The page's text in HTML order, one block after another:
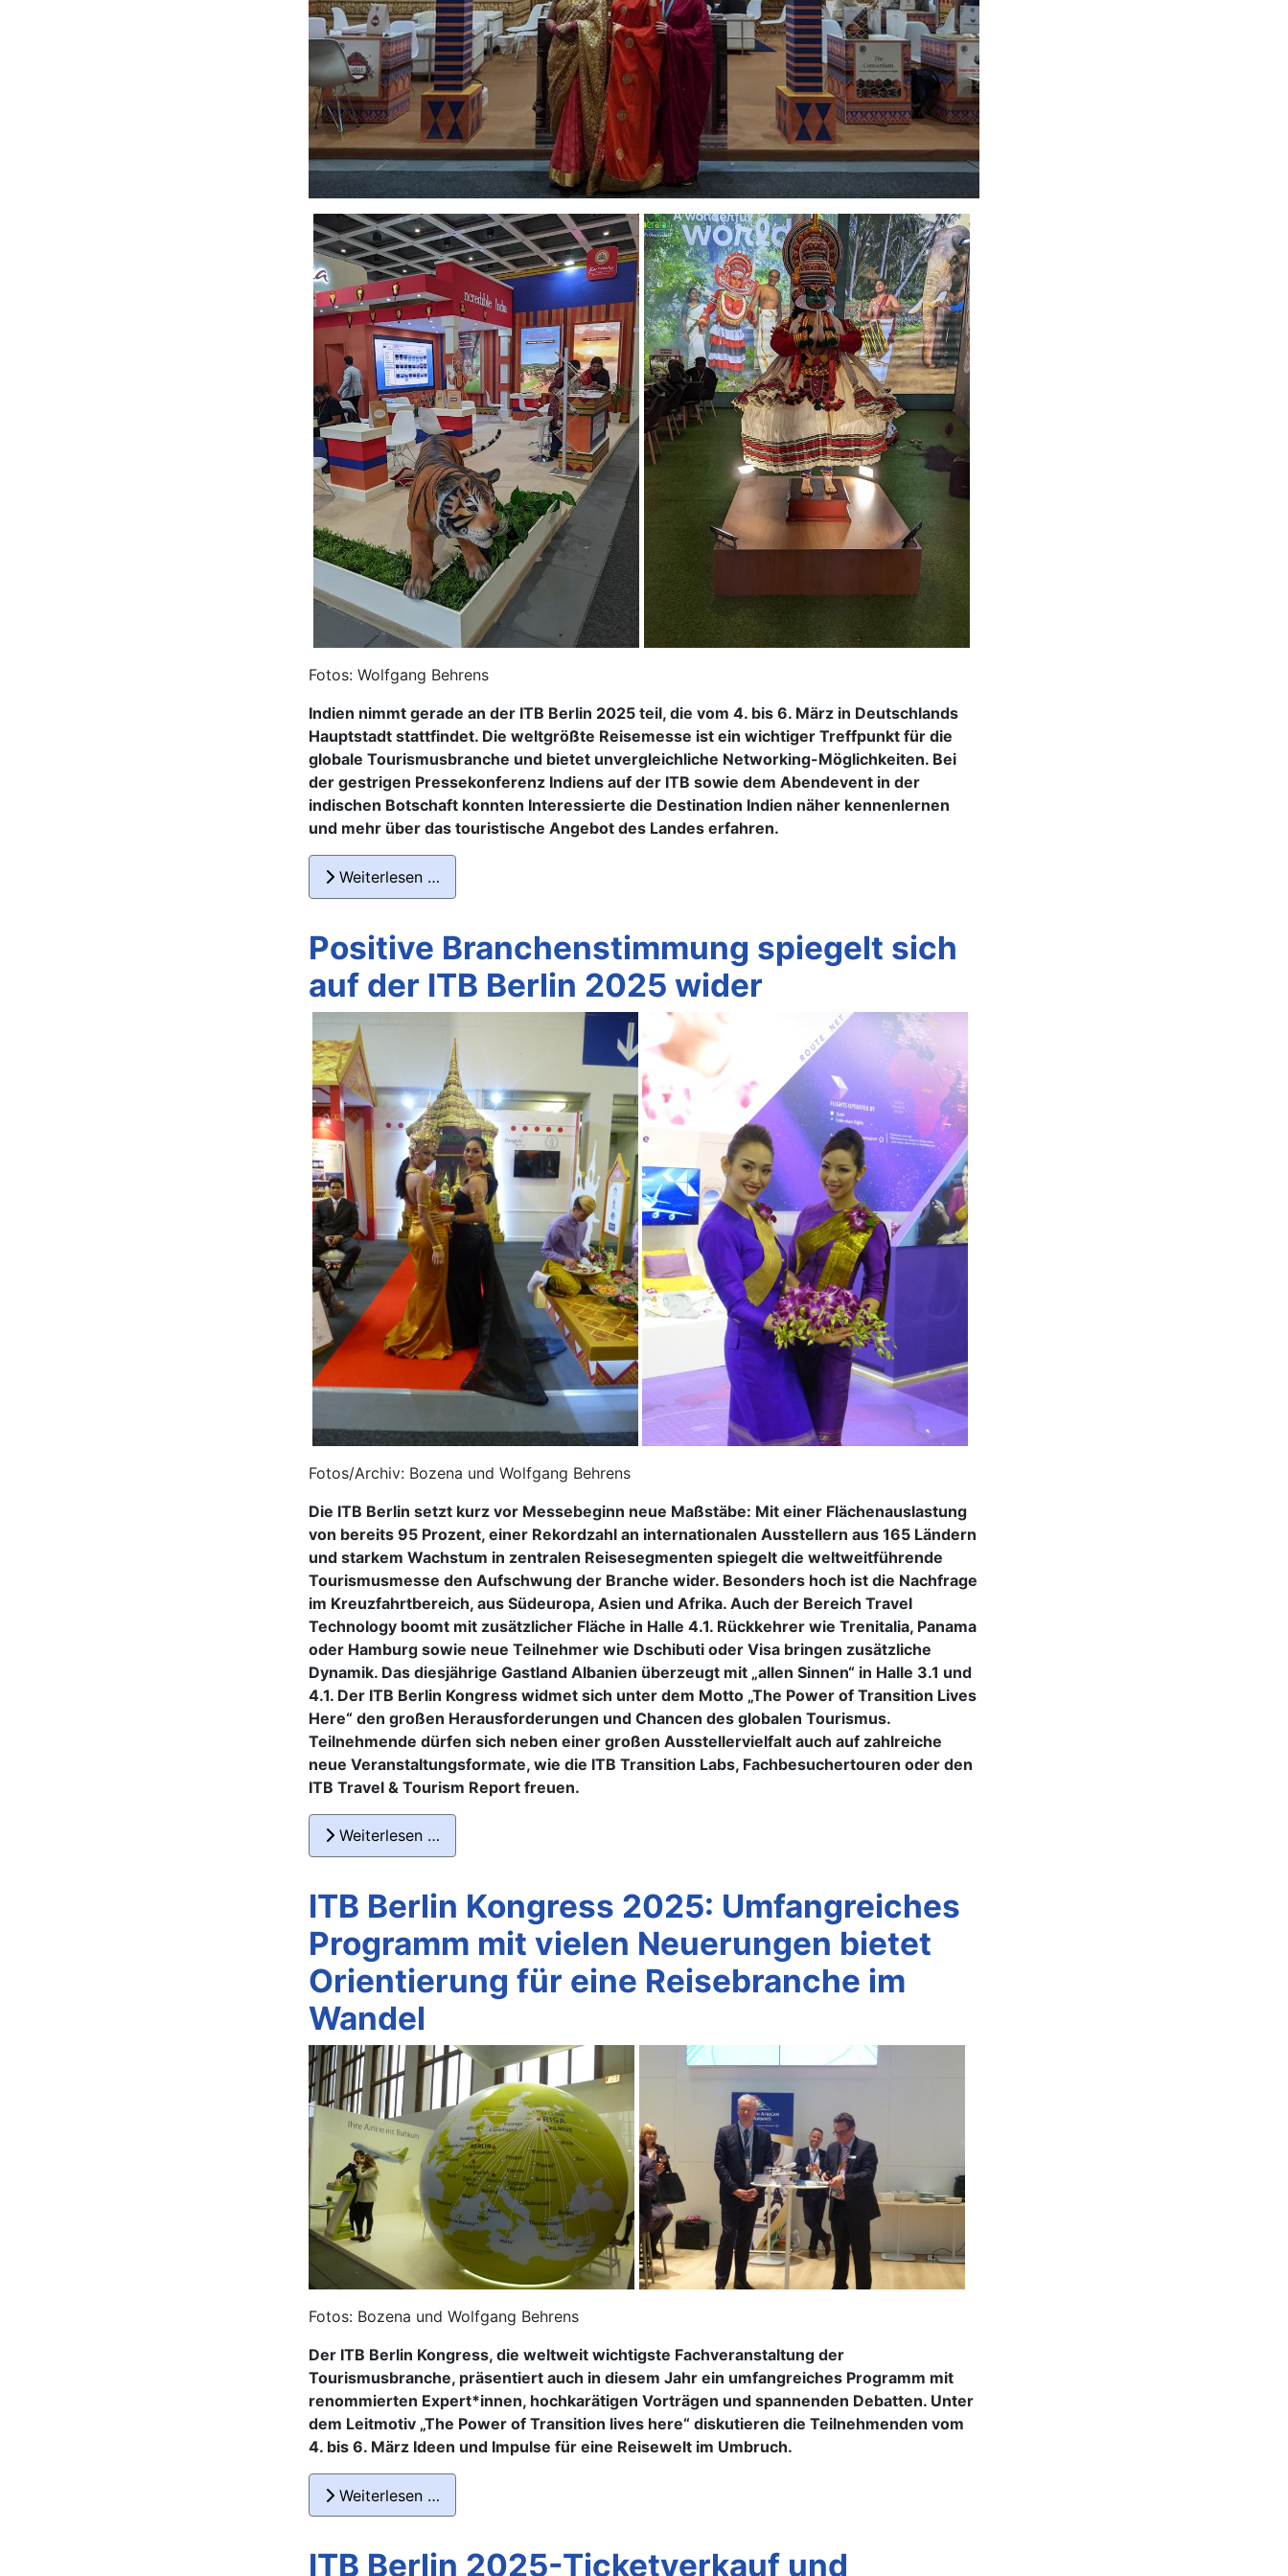
Fotos: Wolfgang Behrens
Indien nimmt gerade an der ITB Berlin 2025 teil, die vom 4. bis 6. März in Deutschlands
Hauptstadt stattfindet. Die weltgrößte Reisemesse ist ein wichtiger Treffpunkt für die
globale Tourismusbranche und bietet unvergleichliche Networking-Möglichkeiten. Bei
der gestrigen Pressekonferenz Indiens auf der ITB sowie dem Abendevent in der
indischen Botschaft konnten Interessierte die Destination Indien näher kennenlernen
und mehr über das touristische Angebot des Landes erfahren.
Weiterlesen …
Positive Branchenstimmung spiegelt sich
auf der ITB Berlin 2025 wider
Fotos/Archiv: Bozena und Wolfgang Behrens
Die ITB Berlin setzt kurz vor Messebeginn neue Maßstäbe: Mit einer Flächenauslastung
von bereits 95 Prozent, einer Rekordzahl an internationalen Ausstellern aus 165 Ländern
und starkem Wachstum in zentralen Reisesegmenten spiegelt die weltweitführende
Tourismusmesse den Aufschwung der Branche wider. Besonders hoch ist die Nachfrage
im Kreuzfahrtbereich, aus Südeuropa, Asien und Afrika. Auch der Bereich Travel
Technology boomt mit zusätzlicher Fläche in Halle 4.1. Rückkehrer wie Trenitalia, Panama
oder Hamburg sowie neue Teilnehmer wie Dschibuti oder Visa bringen zusätzliche
Dynamik. Das diesjährige Gastland Albanien überzeugt mit „allen Sinnen“ in Halle 3.1 und
4.1. Der ITB Berlin Kongress widmet sich unter dem Motto „The Power of Transition Lives
Here“ den großen Herausforderungen und Chancen des globalen Tourismus.
Teilnehmende dürfen sich neben einer großen Ausstellervielfalt auch auf zahlreiche
neue Veranstaltungsformate, wie die ITB Transition Labs, Fachbesuchertouren oder den
ITB Travel & Tourism Report freuen.
Weiterlesen …
ITB Berlin Kongress 2025: Umfangreiches
Programm mit vielen Neuerungen bietet
Orientierung für eine Reisebranche im
Wandel
Fotos: Bozena und Wolfgang Behrens
Der ITB Berlin Kongress, die weltweit wichtigste Fachveranstaltung der
Tourismusbranche, präsentiert auch in diesem Jahr ein umfangreiches Programm mit
renommierten Expert*innen, hochkarätigen Vorträgen und spannenden Debatten. Unter
dem Leitmotiv „The Power of Transition lives here“ diskutieren die Teilnehmenden vom
4. bis 6. März Ideen und Impulse für eine Reisewelt im Umbruch.
Weiterlesen …
ITB Berlin 2025-Ticketverkauf und